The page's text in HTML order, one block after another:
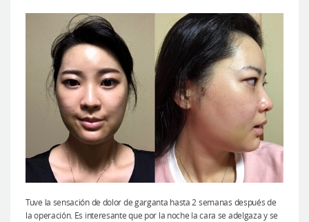
Tuve la sensación de dolor de garganta hasta 2 semanas después de
la operación. Es interesante que por la noche la cara se adelgaza y se